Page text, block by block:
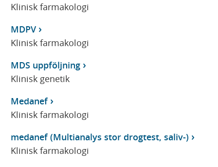
Klinisk farmakologi
MDPV
Klinisk farmakologi
MDS uppföljning
Klinisk genetik
Medanef
Klinisk farmakologi
medanef (Multianalys stor drogtest, saliv-)
Klinisk farmakologi